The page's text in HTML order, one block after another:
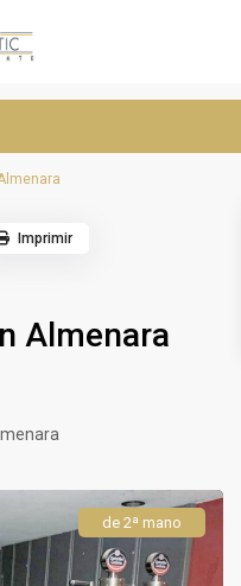
Almenara
Imprimir
de 2ª mano